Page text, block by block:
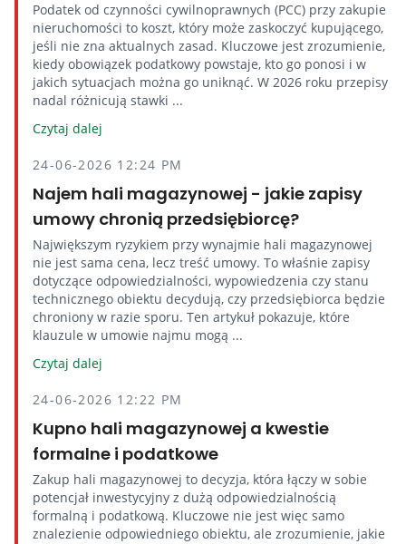
Podatek od czynności cywilnoprawnych (PCC) przy zakupie
nieruchomości to koszt, który może zaskoczyć kupującego,
jeśli nie zna aktualnych zasad. Kluczowe jest zrozumienie,
kiedy obowiązek podatkowy powstaje, kto go ponosi i w
jakich sytuacjach można go uniknąć. W 2026 roku przepisy
nadal różnicują stawki ...
Czytaj dalej
24-06-2026 12:24 PM
Najem hali magazynowej - jakie zapisy
umowy chronią przedsiębiorcę?
Największym ryzykiem przy wynajmie hali magazynowej
nie jest sama cena, lecz treść umowy. To właśnie zapisy
dotyczące odpowiedzialności, wypowiedzenia czy stanu
technicznego obiektu decydują, czy przedsiębiorca będzie
chroniony w razie sporu. Ten artykuł pokazuje, które
klauzule w umowie najmu mogą ...
Czytaj dalej
24-06-2026 12:22 PM
Kupno hali magazynowej a kwestie
formalne i podatkowe
Zakup hali magazynowej to decyzja, która łączy w sobie
potencjał inwestycyjny z dużą odpowiedzialnością
formalną i podatkową. Kluczowe nie jest więc samo
znalezienie odpowiedniego obiektu, ale zrozumienie, jakie